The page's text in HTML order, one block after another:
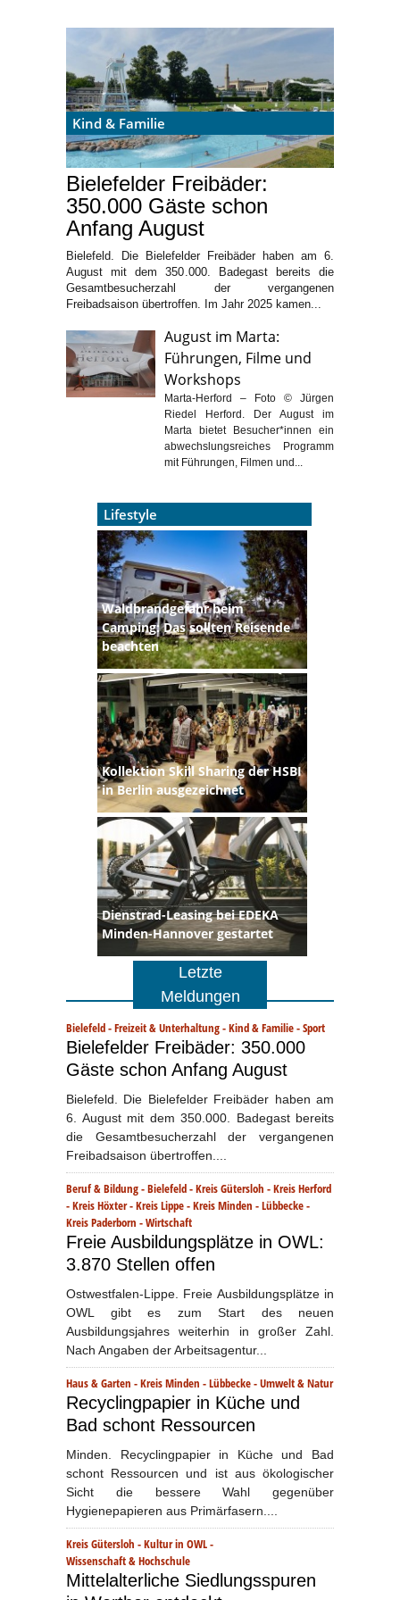
Kind & Familie
Bielefelder Freibäder:
350.000 Gäste schon
Anfang August
Bielefeld. Die Bielefelder Freibäder haben am 6.
August mit dem 350.000. Badegast bereits die
Gesamtbesucherzahl der vergangenen
Freibadsaison übertroffen. Im Jahr 2025 kamen...
August im Marta:
Führungen, Filme und
Workshops
Marta-Herford – Foto © Jürgen
Riedel Herford. Der August im
Marta bietet Besucher*innen ein
abwechslungsreiches Programm
mit Führungen, Filmen und...
Lifestyle
Waldbrandgefahr beim
Camping: Das sollten Reisende
beachten
Kollektion Skill Sharing der HSBI
in Berlin ausgezeichnet
Dienstrad-Leasing bei EDEKA
Minden-Hannover gestartet
Letzte
Meldungen
Bielefeld-Freizeit & Unterhaltung-Kind & Familie-Sport
Bielefelder Freibäder: 350.000
Gäste schon Anfang August
Bielefeld. Die Bielefelder Freibäder haben am
6. August mit dem 350.000. Badegast bereits
die Gesamtbesucherzahl der vergangenen
Freibadsaison übertroffen....
Beruf & Bildung-Bielefeld-Kreis Gütersloh -Kreis Herford
-Kreis Höxter-Kreis Lippe-Kreis Minden - Lübbecke-
Kreis Paderborn -Wirtschaft
Freie Ausbildungsplätze in OWL:
3.870 Stellen offen
Ostwestfalen-Lippe. Freie Ausbildungsplätze in
OWL gibt es zum Start des neuen
Ausbildungsjahres weiterhin in großer Zahl.
Nach Angaben der Arbeitsagentur...
Haus & Garten -Kreis Minden - Lübbecke-Umwelt & Natur
Recyclingpapier in Küche und
Bad schont Ressourcen
Minden. Recyclingpapier in Küche und Bad
schont Ressourcen und ist aus ökologischer
Sicht die bessere Wahl gegenüber
Hygienepapieren aus Primärfasern....
Kreis Gütersloh -Kultur in OWL-
Wissenschaft & Hochschule
Mittelalterliche Siedlungsspuren